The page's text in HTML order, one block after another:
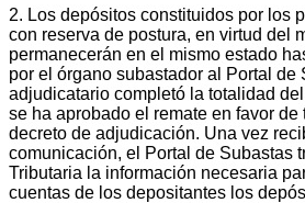
2. Los depósitos constituidos por los
con reserva de postura, en virtud del
permanecerán en el mismo estado
por el órgano subastador al Portal de
adjudicatario completó la totalidad
se ha aprobado el remate en favor de
decreto de adjudicación. Una vez
comunicación, el Portal de Subastas
Tributaria la información necesaria
cuentas de los depositantes los